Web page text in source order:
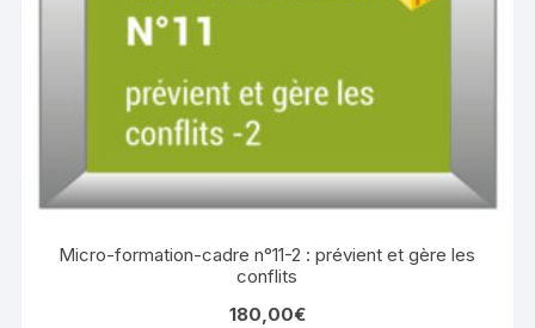
Micro-formation-cadre n°11-2 : prévient et gère les
conflits
180,00€